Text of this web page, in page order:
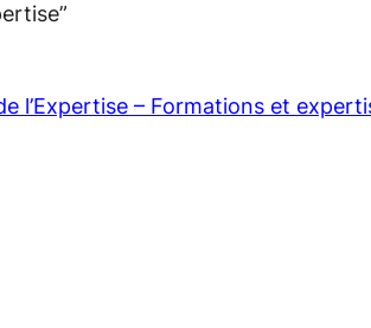
l’Expertise – Formations et